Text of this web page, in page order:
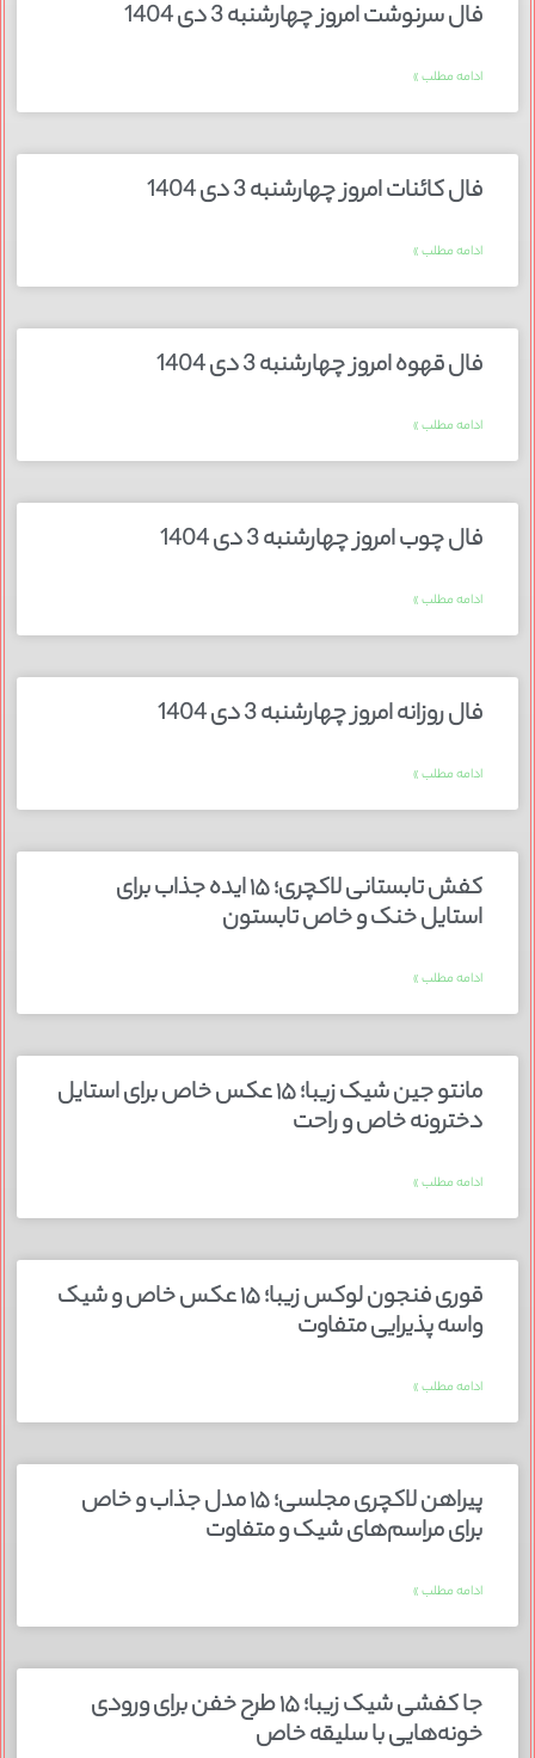
فال سرنوشت امروز چهارشنبه 3 دی 1404
ادامه مطلب »
فال کائنات امروز چهارشنبه 3 دی 1404
ادامه مطلب »
فال قهوه امروز چهارشنبه 3 دی 1404
ادامه مطلب »
فال چوب امروز چهارشنبه 3 دی 1404
ادامه مطلب »
فال روزانه امروز چهارشنبه 3 دی 1404
ادامه مطلب »
کفش تابستانی لاکچری؛ ۱۵ ایده‌ جذاب برای
استایل خنک و خاص تابستون
ادامه مطلب »
مانتو جین شیک زیبا؛ ۱۵ عکس خاص برای استایل
دخترونه خاص و راحت
ادامه مطلب »
قوری فنجون لوکس زیبا؛ ۱۵ عکس خاص و شیک
واسه پذیرایی متفاوت
ادامه مطلب »
پیراهن لاکچری مجلسی؛ ۱۵ مدل جذاب و خاص
برای مراسم‌های شیک و متفاوت
ادامه مطلب »
جا کفشی شیک زیبا؛ ۱۵ طرح خفن برای ورودی
خونه‌هایی با سلیقه خاص